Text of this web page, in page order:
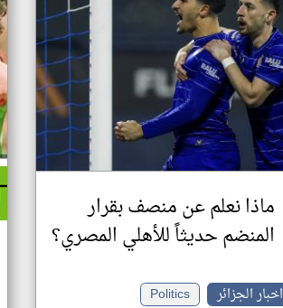
ماذا نعلم عن منصف بقرار
المنضم حديثاً للأهلي المصري؟
اخبار الجزائر
Politics